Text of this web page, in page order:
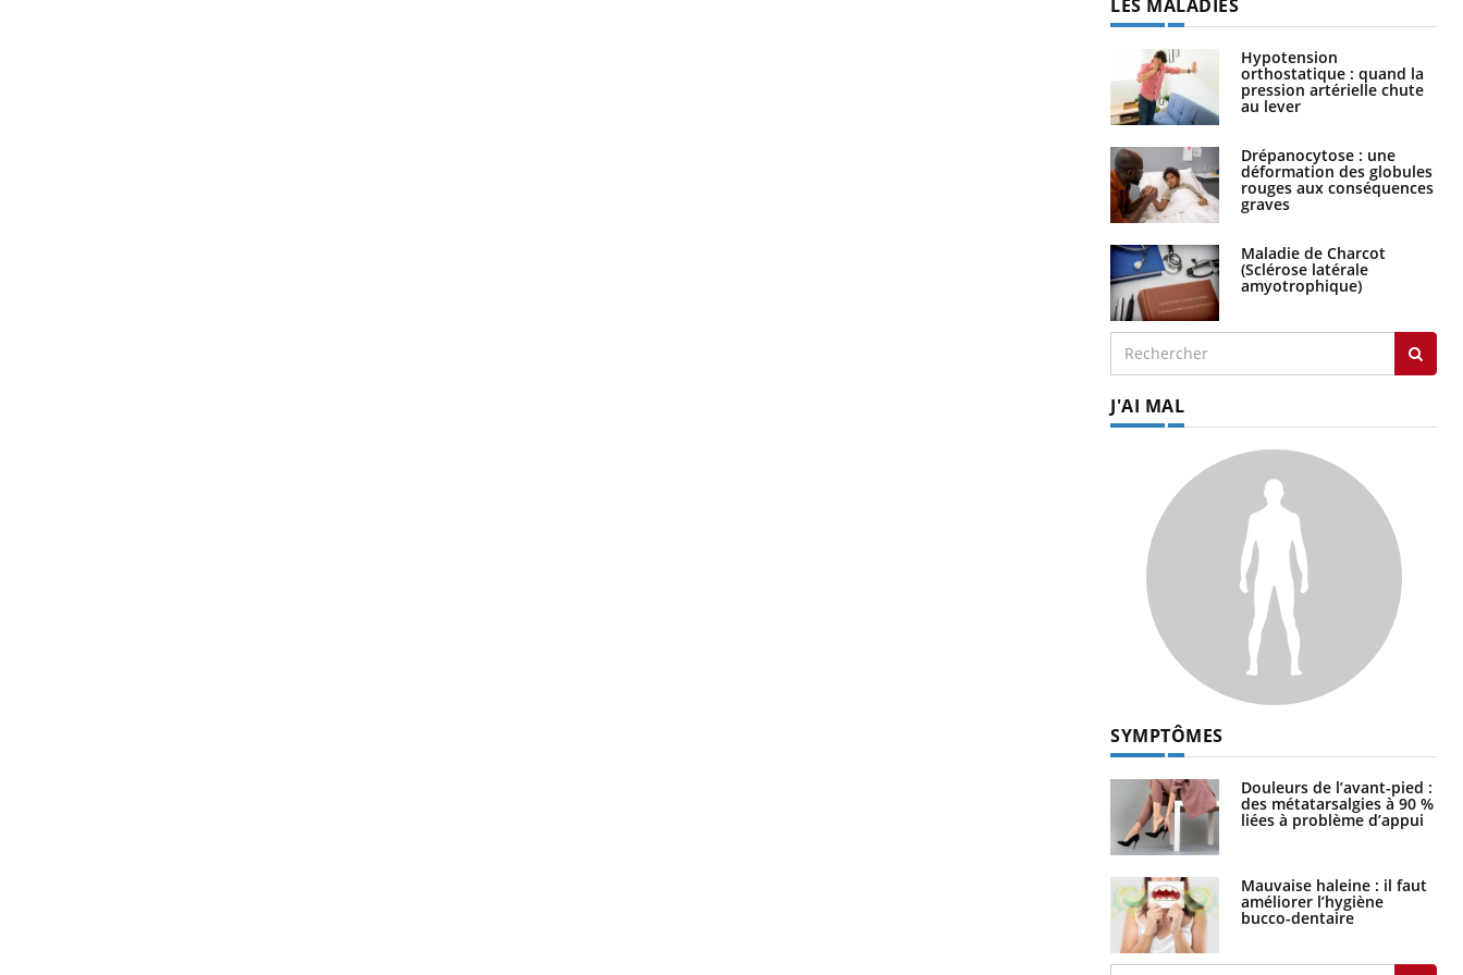
LES MALADIES
Hypotension
orthostatique : quand la
pression artérielle chute
au lever
Drépanocytose : une
déformation des globules
rouges aux conséquences
graves
Maladie de Charcot
(Sclérose latérale
amyotrophique)
J'AI MAL
SYMPTÔMES
Douleurs de l’avant-pied :
des métatarsalgies à 90 %
liées à problème d’appui
Mauvaise haleine : il faut
améliorer l’hygiène
bucco-dentaire